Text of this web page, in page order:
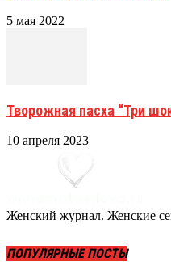
5 мая 2022
Творожная пасха “Три
10 апреля 2023
Женский журнал. Женские
ПОПУЛЯРНЫЕ ПОСТЫ